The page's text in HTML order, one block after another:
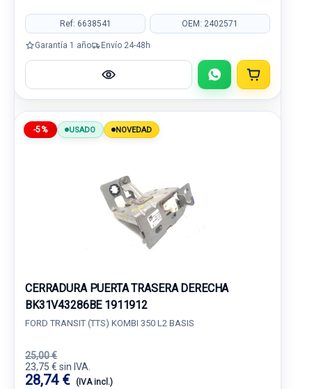
Ref: 6638541 OEM: 2402571
Garantía 1 año Envío 24-48h
-5% USADO NOVEDAD
CERRADURA PUERTA TRASERA DERECHA
BK31V43286BE 1911912
FORD TRANSIT (TTS) KOMBI 350 L2 BASIS
25,00 €
23,75 € sin IVA.
28,74 € (IVA incl.)